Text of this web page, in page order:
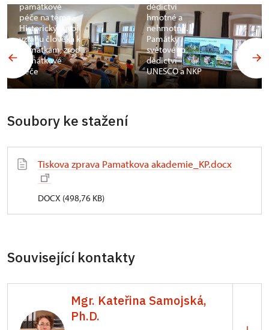
památkové
péče na téma -
Historický vývoj
vztahu člověka k
památkám, zrod
památkové
péče
dědictví
hmotné a
nehmotné.
Památky
světového
dědictví
UNESCO a NKP
Soubory ke stažení
Tiskova zprava Pamatkova akademie_KP.docx
DOCX (498,76 KB)
Související kontakty
Mgr. Kateřina Samojská,
Ph.D.